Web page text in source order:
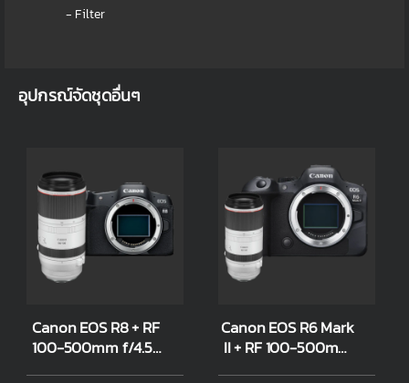
- Filter
อุปกรณ์จัดชุดอื่นๆ
Canon EOS R8 + RF
100-500mm f/4.5-
Canon EOS R6 Mark
II + RF 100-500mm